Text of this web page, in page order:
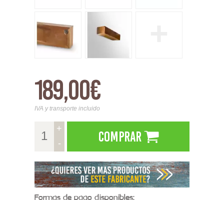
189,00€
IVA y transporte incluido
+
-
Comprar